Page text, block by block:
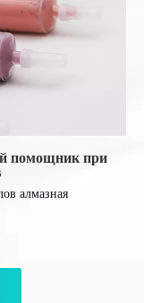
помощник при
алмазная